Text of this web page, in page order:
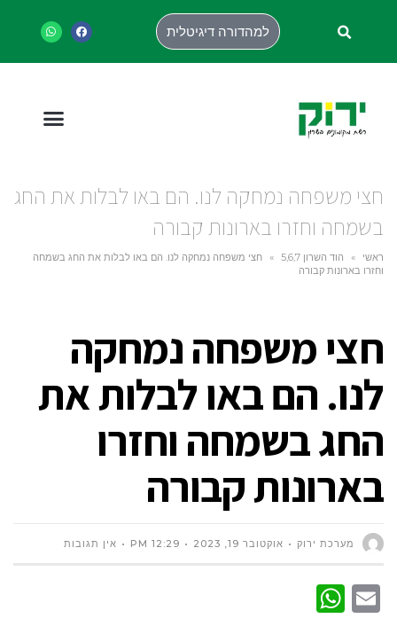
למהדורה דיגיטלית
חצי משפחה נמחקה לנו. הם באו לבלות את החג
בשמחה וחזרו בארונות קבורה
ראשי » הוד השרון 5,6,7 »
חצי משפחה נמחקה לנו. הם באו לבלות את החג בשמחה
וחזרו בארונות קבורה
חצי משפחה נמחקה
לנו. הם באו לבלות את
החג בשמחה וחזרו
בארונות קבורה
מערכת ירוק אוקטובר 19, 2023 12:29 PM אין תגובות
Email